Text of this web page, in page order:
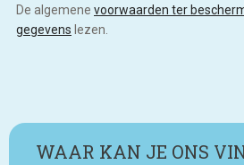
De algemene voorwaarden ter
gegevens lezen.
WAAR KAN JE ONS